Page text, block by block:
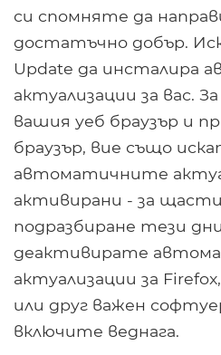
си спомняте да
достатъчно добър.
Update да инсталира
актуализации за вас.
вашия уеб браузър и
браузър, вие също
автоматичните
активирани - за
подразбиране тези
деактивирате
актуализации за
или друг важен
включите веднага.